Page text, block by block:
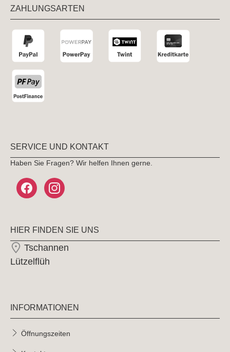
ZAHLUNGSARTEN
SERVICE UND KONTAKT
Haben Sie Fragen? Wir helfen Ihnen gerne.
HIER FINDEN SIE UNS
Tschannen
Lützelflüh
INFORMATIONEN
Öffnungszeiten